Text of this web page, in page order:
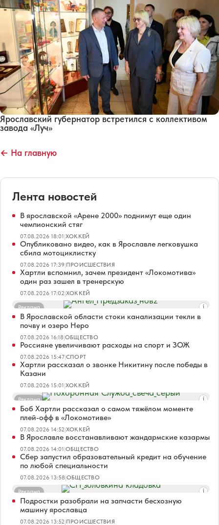
Ярославский губернатор встретился с коллективом
завода «Луч»
← На главную
Лента новостей
В ярославской «Арене 2000» поднимут еще один
чемпионский стяг
07.08.2026 18:01|ХОККЕЙ
Опубликовано видео, как в Ярославле легковушка
сбила мотоциклистку
07.08.2026 17:39|ПРОИСШЕСТВИЯ
Хартли вспомнил, зачем президент «Локомотива»
один раз зашел в тренерскую
07.08.2026 17:02|ХОККЕЙ
Реклама
В Ярославской области стоки канализации текли в
почву и озеро Неро
07.08.2026 16:18|ОБЩЕСТВО
Россияне увеличивают расходы на спорт и ЗОЖ
07.08.2026 15:47|СПОРТ
Хартли рассказал о звонке Никитину после победы в
Казани
07.08.2026 15:01|ХОККЕЙ
Реклама
Боб Хартли рассказал о самом тяжёлом моменте
плей-офф в «Локомотиве»
07.08.2026 14:52|ХОККЕЙ
В Ярославле восстанавливают жандармские казармы
07.08.2026 14:01|ОБЩЕСТВО
Сбер запустил образовательный кредит на обучение
по любой специальности
07.08.2026 13:58|ОБЩЕСТВО
Реклама
Подростки разобрали на запчасти бесхозную
машину ярославца
07.08.2026 13:52|ПРОИСШЕСТВИЯ